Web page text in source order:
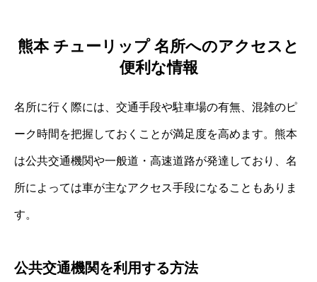
熊本 チューリップ 名所へのアクセスと
便利な情報
名所に行く際には、交通手段や駐車場の有無、混雑のピ
ーク時間を把握しておくことが満足度を高めます。熊本
は公共交通機関や一般道・高速道路が発達しており、名
所によっては車が主なアクセス手段になることもありま
す。
公共交通機関を利用する方法